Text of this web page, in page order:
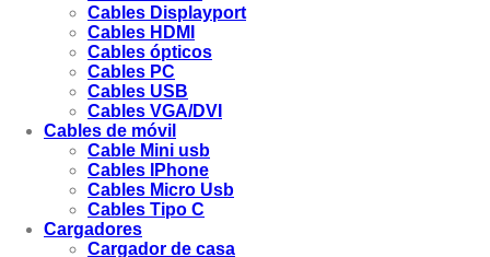
Cables Displayport
Cables HDMI
Cables ópticos
Cables PC
Cables USB
Cables VGA/DVI
Cables de móvil
Cable Mini usb
Cables IPhone
Cables Micro Usb
Cables Tipo C
Cargadores
Cargador de casa